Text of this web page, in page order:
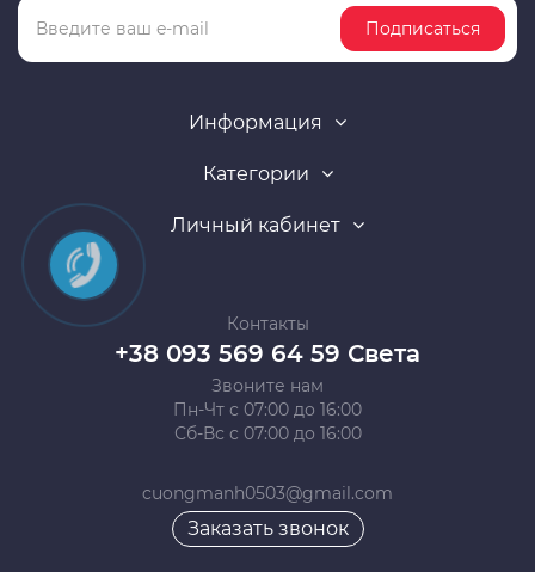
Подписаться
Информация
Категории
Личный кабинет
Контакты
+38 093 569 64 59 Света
Звоните нам
Пн-Чт с 07:00 до 16:00
Сб-Вс с 07:00 до 16:00
cuongmanh0503@gmail.com
Заказать звонок